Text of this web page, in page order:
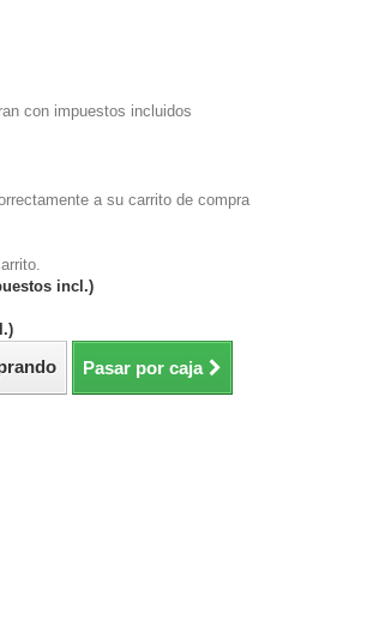
con impuestos incluidos
a su carrito de compra
incl.)
Pasar por caja